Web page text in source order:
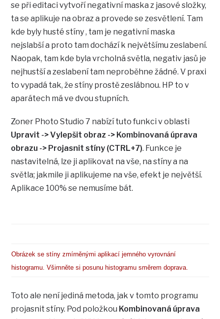
se při editaci vytvoří negativní maska z jasové složky,
ta se aplikuje na obraz a provede se zesvětlení. Tam
kde byly husté stíny , tam je negativní maska
nejslabší a proto tam dochází k největšímu zeslabení.
Naopak, tam kde byla vrcholná světla, negativ jasů je
nejhustší a zeslabení tam neproběhne žádné. V praxi
to vypadá tak, že stíny prostě zeslábnou. HP to v
aparátech má ve dvou stupních.
Zoner Photo Studio 7 nabízí tuto funkci v oblasti
Upravit -> Vylepšit obraz -> Kombinovaná úprava
obrazu -> Projasnit stíny (CTRL+7). Funkce je
nastavitelná, lze ji aplikovat na vše, na stíny a na
světla; jakmile ji aplikujeme na vše, efekt je největší.
Aplikace 100% se nemusíme bát.
Obrázek se stíny zmírněnými aplikací jemného vyrovnání
histogramu. Všimněte si posunu histogramu směrem doprava.
Toto ale není jediná metoda, jak v tomto programu
projasnit stíny. Pod položkou Kombinovaná úprava